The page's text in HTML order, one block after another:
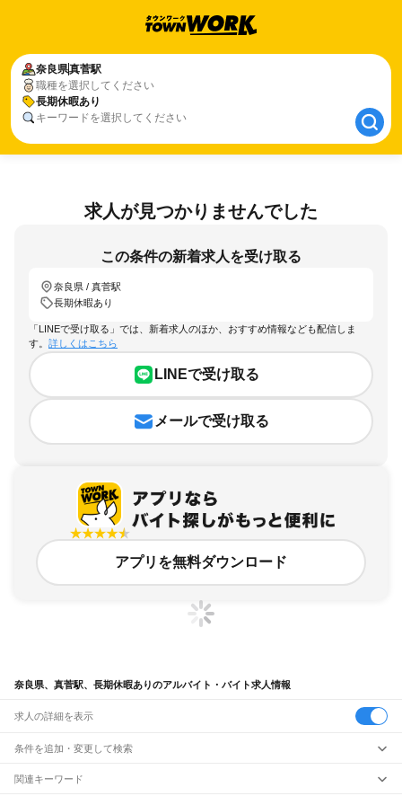
奈良県真菅駅
職種を選択してください
長期休暇あり
キーワードを選択してください
奈良県真菅駅
長期休暇あり
求人が見つかりませんでした
この条件の新着求人を受け取る
奈良県 / 真菅駅
長期休暇あり
「LINEで受け取る」では、新着求人のほか、おすすめ情報なども配信しま
す。 詳しくはこちら
LINEで受け取る
メールで受け取る
アプリを無料ダウンロード
奈良県、真菅駅、長期休暇ありのアルバイト・バイト求人情報
求人の詳細を表示
条件を追加・変更して検索
市区町村を追加・変更
関連キーワード